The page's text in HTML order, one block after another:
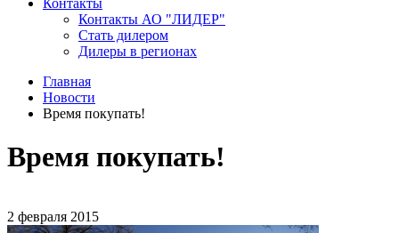
Контакты
Контакты АО "ЛИДЕР"
Стать дилером
Дилеры в регионах
Главная
Новости
Время покупать!
Время покупать!
2 февраля 2015